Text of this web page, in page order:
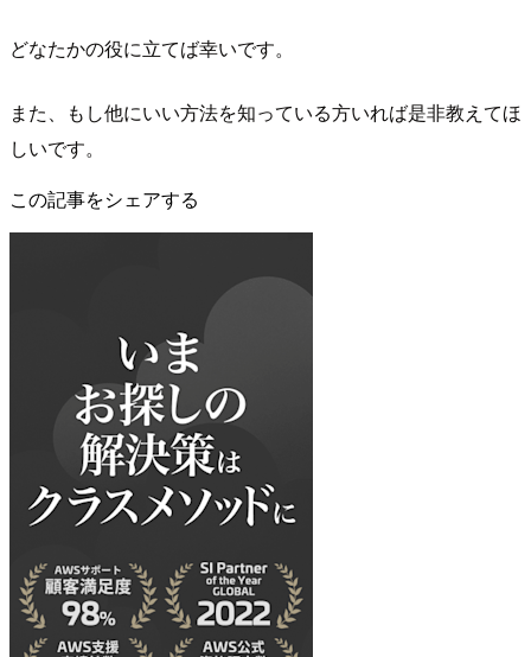
どなたかの役に立てば幸いです。
また、もし他にいい方法を知っている方いれば是非教えてほ
しいです。
この記事をシェアする